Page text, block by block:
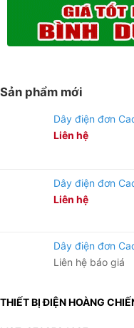
Sản phẩm mới
Dây điện đơn
Liên hệ
Dây điện đơn
Liên hệ
Dây điện đơn
Liên hệ báo giá
THIẾT BỊ ĐIỆN HOÀNG